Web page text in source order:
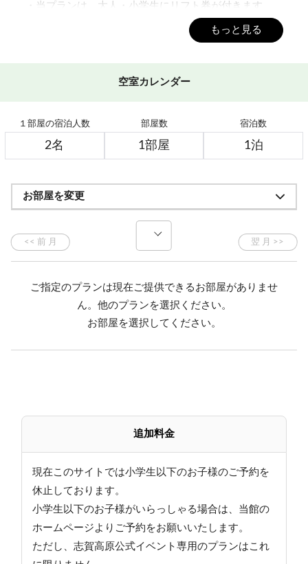
・当プランは、大人・小学生にリフト券が付きます。
未就学児は有料利用者(大人)が同伴の場合、有料利用
者1人につき未就学児1人無料です。
必ずご同伴頂くことが条件です。
・ご到着後、フロントでのプラン変更は出来かねま
す。
す。
・悪天候により全リフトが運休せざるを得ない状況が
通常のスタンダードプランに振り替えさせていただ
ます。
この場合、通常のスタンダードプランに振り替えさ
せていただきます。
をご入力ください。
≪ご夕食≫
●スタンダード～翡翠hisui～
当館自慢の料理長が腕をふるう、信州の味覚、
旬の食材を使用した四季折々のお料理ご用意します。
≪ご朝食≫
もっと見る
空室カレンダー
１部屋の宿泊人数 部屋数 宿泊数
お部屋を変更
ご指定のプランは現在ご提供できるお部屋がありませ
ん。他のプランを選択ください。
お部屋を選択してください。
追加料金
現在このサイトでは小学生以下のお子様のご予約を
休止しております。
小学生以下のお子様がいらっしゃる場合は、当館の
ホームページよりご予約をお願いいたします。
ただし、志賀高原公式イベント専用のプランはこれ